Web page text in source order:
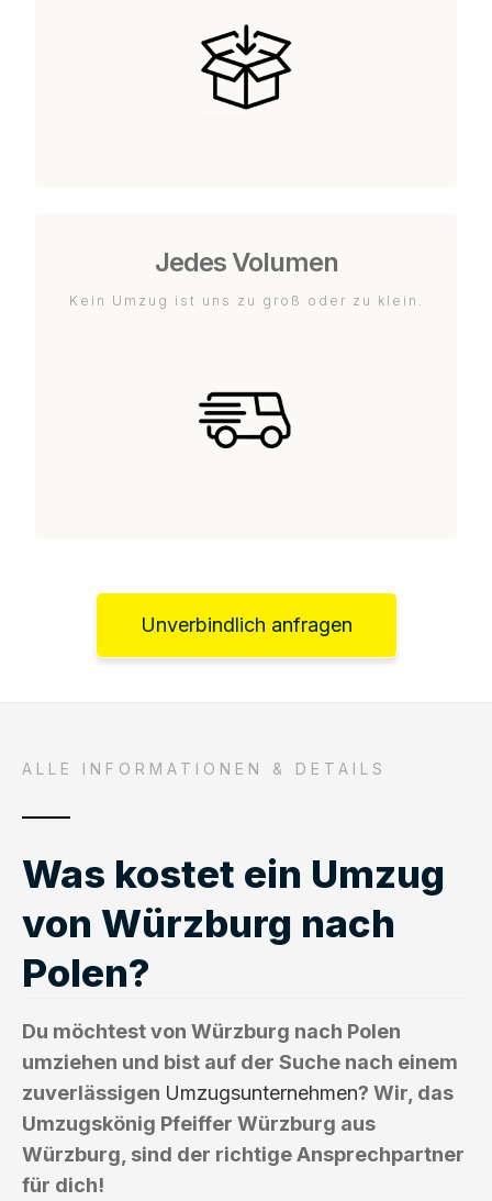
Jedes Volumen
Kein Umzug ist uns zu groß oder zu klein.
Unverbindlich anfragen
ALLE INFORMATIONEN & DETAILS
Was kostet ein Umzug
von Würzburg nach
Polen?
Du möchtest von Würzburg nach Polen
umziehen und bist auf der Suche nach einem
zuverlässigen Umzugsunternehmen? Wir, das
Umzugskönig Pfeiffer Würzburg aus
Würzburg, sind der richtige Ansprechpartner
für dich!